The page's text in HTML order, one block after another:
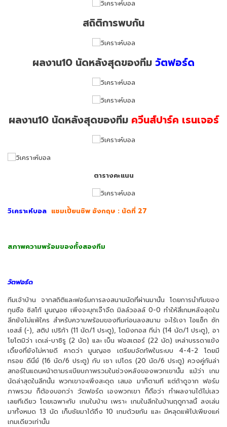
สถิติการพบกัน
ผลงาน10 นัดหลังสุดของทีม วัตฟอร์ด
ผลงาน10 นัดหลังสุดของทีม ควีนส์ปาร์ค เรนเจอร์
ตารางคะแนน
วิเคราะห์บอล แชมเปี้ยนชิพ อังกฤษ : นัดที่ 27
สภาพความพร้อมของทั้งสองทีม
วัตฟอร์ด
ทีมเจ้าบ้าน จากสถิติและฟอร์มการลงสนามนัดที่ผ่านมานั้น โดยการนำทีมของ
กุนซือ ซิสโก้ มูนญอซ เพิ่งจะบุกเจ๊าจืด มิลล์วอลล์ 0-0 ทำให้สี่เกมหลังสุดใน
ลีกยังไม่แพ้ใคร สำหรับความพร้อมของทีมก่อนลงสนาม จะไร้เงา ไอแซ็ก ซัก
เซสส์ (-), สติป เปริก้า (11 นัด/1 ประตู), โดมิงกอส กีน่า (14 นัด/1 ประตู), อา
โยโตมิว่า เดเล่-บาชิรู (2 นัด) และ เบ็น ฟอสเตอร์ (22 นัด) เหล่าบรรดาแข้ง
เดี้ยงที่ยังไม่หายดี คาดว่า มูนญอซ เตรียมจัดทัพในระบบ 4-4-2 โดยมี
ทรอย ดีนี่ย์ (16 นัด/6 ประตู) กับ เชา เปโดร (20 นัด/6 ประตู) ควงคู่กันล่า
สกอร์ในแดนหน้าตามระเบียบภาพรวมในช่วงหลังของพวกเขานั้น แม้ว่า เกม
นัดล่าสุดในลีกนั้น พวกเขาจะเพิ่งสะดุด เสมอ มาก็ตามที แต่ถ้าดูจาก ฟอร์ม
ภาพรวม ก็ต้องบอกว่า วัตฟอร์ด เองพวกเขา ก็ถือว่า ทำผลงานได้ไม่เลว
เลยทีเดียว โดยเฉพาะกับ เกมในบ้าน เพราะ เกมในลีกในบ้านฤดูกาลนี้ ลงเล่น
มาทั้งหมด 13 นัด เก็บชัยมาได้ถึง 10 เกมด้วยกัน และ มีหลุดแพ้ไปเพียงแค่
เกมเดียวเท่านั้น